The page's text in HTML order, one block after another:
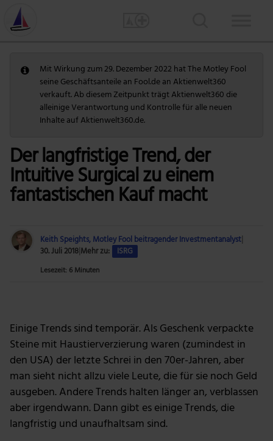
Mit Wirkung zum 29. Dezember 2022 hat The Motley Fool
seine Geschäftsanteile an Fool.de an Aktienwelt360
verkauft. Ab diesem Zeitpunkt trägt Aktienwelt360 die
alleinige Verantwortung und Kontrolle für alle neuen
Inhalte auf Aktienwelt360.de.
Der langfristige Trend, der
Intuitive Surgical zu einem
fantastischen Kauf macht
Keith Speights, Motley Fool beitragender Investmentanalyst
30. Juli 2018Mehr zu: ISRG
Lesezeit: 6 Minuten
Einige Trends sind temporär. Als Geschenk verpackte
Steine mit Haustierverzierung waren (zumindest in
den USA) der letzte Schrei in den 70er-Jahren, aber
man sieht nicht allzu viele Leute, die für sie noch Geld
ausgeben. Andere Trends halten länger an, verblassen
aber irgendwann. Dann gibt es einige Trends, die
langfristig und unaufhaltsam sind.